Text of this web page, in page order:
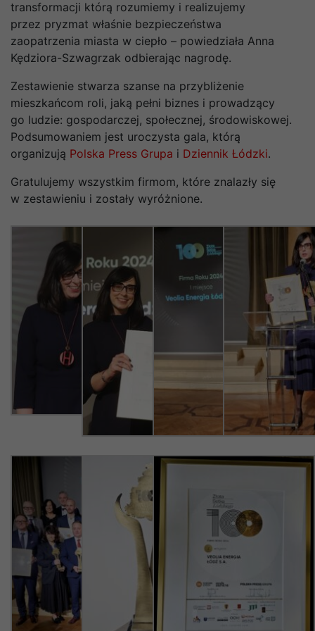
transformacji którą rozumiemy i realizujemy
przez pryzmat właśnie bezpieczeństwa
zaopatrzenia miasta w ciepło – powiedziała Anna
Kędziora-Szwagrzak odbierając nagrodę.
Zestawienie stwarza szanse na przybliżenie
mieszkańcom roli, jaką pełni biznes i prowadzący
go ludzie: gospodarczej, społecznej, środowiskowej.
Podsumowaniem jest uroczysta gala, którą
organizują Polska Press Grupa i Dziennik Łódzki.
Gratulujemy wszystkim firmom, które znalazły się
w zestawieniu i zostały wyróżnione.